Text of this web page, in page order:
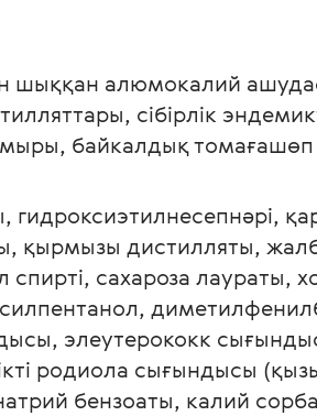
шыққан алюмокалий
сібірлік
байкалдық
дистилляты,
сахароза лаураты,
элеутерококк
родиола сығындысы
бензоаты, калий